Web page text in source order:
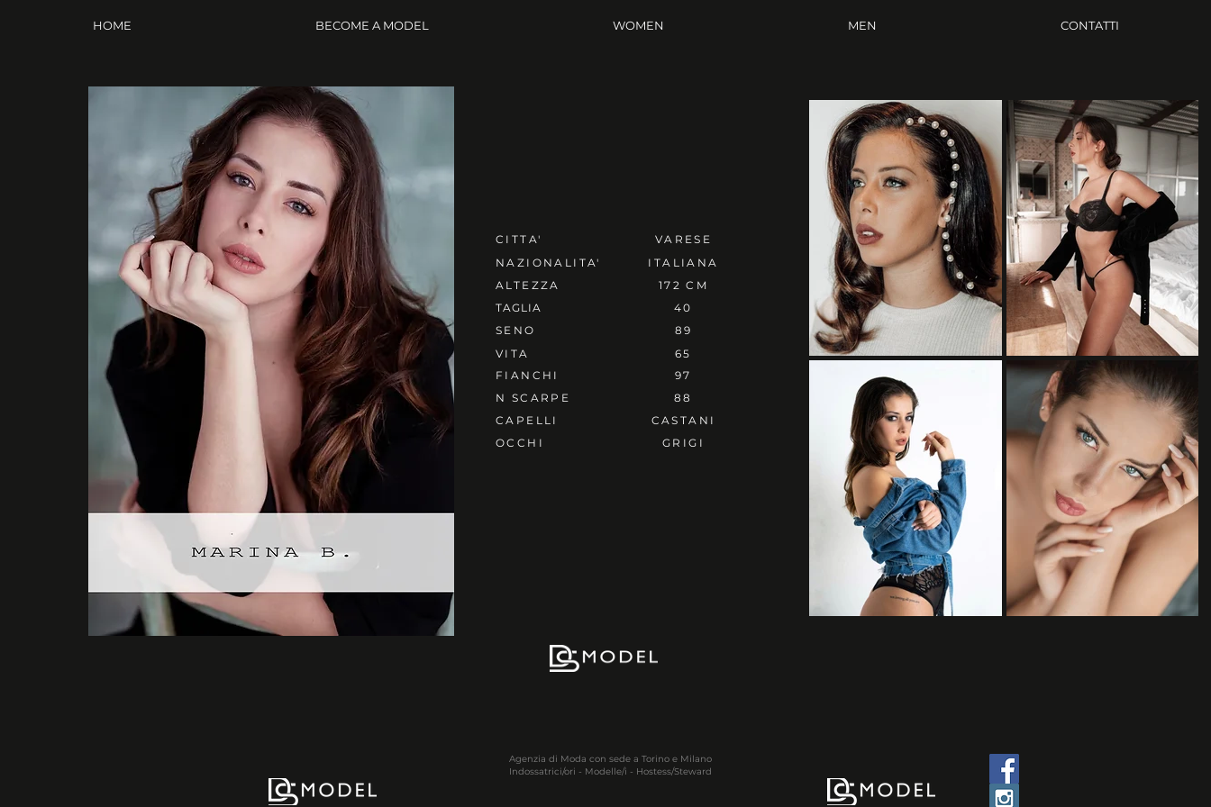
HOME BECOME A MODEL WOMEN MEN CONTATTI
ITALIANA
172 CM
40
89
65
97
88
CASTANI
GRIGI
VARESE
NAZIONALITA'
ALTEZZA
TAGLIA
SENO
VITA
FIANCHI
N SCARPE
CAPELLI
OCCHI
CITTA'
Agenzia di Moda con sede a Torino e Milano
Indossatrici/ori - Modelle/i - Hostess/Steward